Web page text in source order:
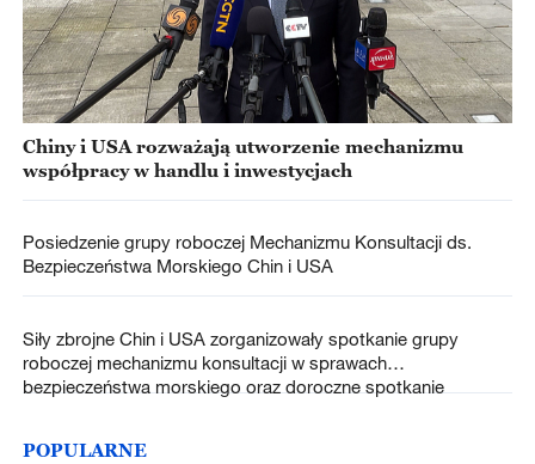
Chiny i USA rozważają utworzenie mechanizmu
współpracy w handlu i inwestycjach
Posiedzenie grupy roboczej Mechanizmu Konsultacji ds.
Bezpieczeństwa Morskiego Chin i USA
Siły zbrojne Chin i USA zorganizowały spotkanie grupy
roboczej mechanizmu konsultacji w sprawach
bezpieczeństwa morskiego oraz doroczne spotkanie
POPULARNE